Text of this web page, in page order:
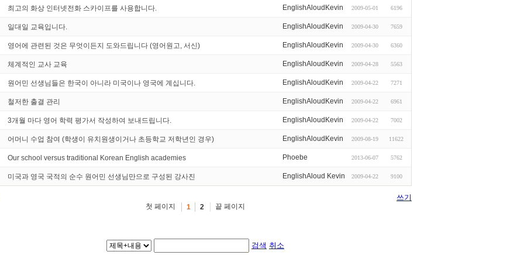
최고의 화상 인터넷전화 스카이프를 사용합니다. EnglishAloudKevin 2009-05-01 6196
일대일 교육입니다. EnglishAloudKevin 2009-04-30 7659
영어에 관련된 것은 무엇이든지 도와드립니다 (영어원고, 서신) EnglishAloudKevin 2009-04-30 6360
체계적인 교사 교육 EnglishAloudKevin 2009-04-28 5563
원어민 선생님들은 한국이 아니라 미국이나 영국에 계십니다. EnglishAloudKevin 2009-04-22 7271
철저한 출결 관리 EnglishAloudKevin 2009-04-22 6961
3개월 마다 영어 학력 평가서 작성하여 보내드립니다. EnglishAloudKevin 2009-04-22 7002
어머니 수업 참여 (학생이 유치원생이거나 초등학교 저학년인 경우) EnglishAloudKevin 2009-08-19 11622
Our school versus traditional Korean English academies Phoebe 2013-06-07 5762
미국과 영국 국적의 순수 원어민 선생님만으로 구성된 강사진 EnglishAloud Kevin 2009-04-22 9100
쓰기
첫 페이지 1 2 끝 페이지
검색 취소